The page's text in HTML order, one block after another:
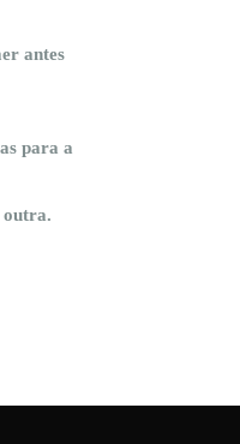
antes
para a
outra.